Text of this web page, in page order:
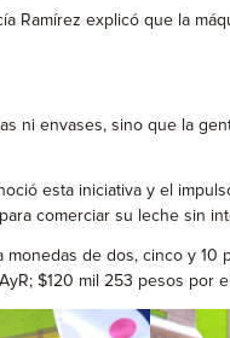
Ramírez explicó que la
ni envases, sino que la
esta iniciativa y el
comerciar su leche sin
de dos, cinco y
$120 mil 253 pesos por